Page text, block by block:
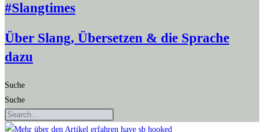
#Slangtimes
Über Slang, Übersetzen & die Sprache
dazu
Suche
Suche